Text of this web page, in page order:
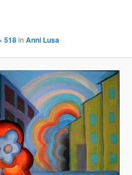
518inAnni Lusa